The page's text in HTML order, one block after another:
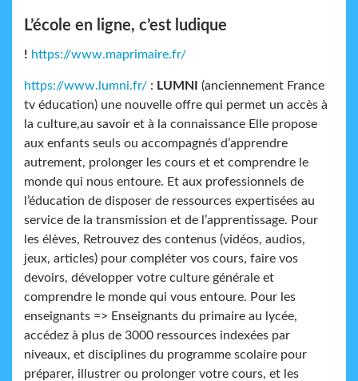
L’école en ligne, c’est ludique
! https://www.maprimaire.fr/
https://www.lumni.fr/ : LUMNI
(anciennement France
tv éducation) une nouvelle offre qui permet un accès à
la culture,au savoir et à la connaissance Elle propose
aux enfants seuls ou accompagnés d’apprendre
autrement, prolonger les cours et et comprendre le
monde qui nous entoure. Et aux professionnels de
l’éducation de disposer de ressources expertisées au
service de la transmission et de l’apprentissage. Pour
les élèves, Retrouvez des contenus (vidéos, audios,
jeux, articles) pour compléter vos cours, faire vos
devoirs, développer votre culture générale et
comprendre le monde qui vous entoure. Pour les
enseignants => Enseignants du primaire au lycée,
accédez à plus de 3000 ressources indexées par
niveaux, et disciplines du programme scolaire pour
préparer, illustrer ou prolonger votre cours, et les